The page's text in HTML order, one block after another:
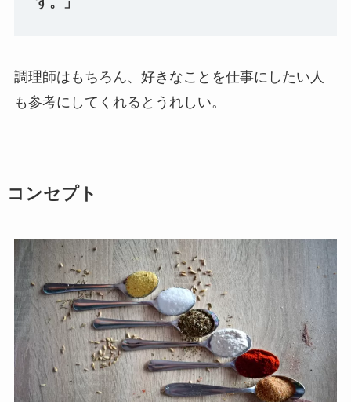
調理師はもちろん、好きなことを仕事にしたい人
も参考にしてくれるとうれしい。
コンセプト